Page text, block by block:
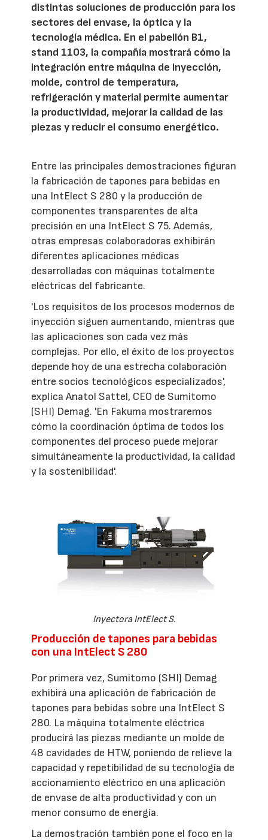
distintas soluciones de producción para los
sectores del envase, la óptica y la
tecnología médica. En el pabellón B1,
stand 1103, la compañía mostrará cómo la
integración entre máquina de inyección,
molde, control de temperatura,
refrigeración y material permite aumentar
la productividad, mejorar la calidad de las
piezas y reducir el consumo energético.
Entre las principales demostraciones figuran
la fabricación de tapones para bebidas en
una IntElect S 280 y la producción de
componentes transparentes de alta
precisión en una IntElect S 75. Además,
otras empresas colaboradoras exhibirán
diferentes aplicaciones médicas
desarrolladas con máquinas totalmente
eléctricas del fabricante.
'Los requisitos de los procesos modernos de
inyección siguen aumentando, mientras que
las aplicaciones son cada vez más
complejas. Por ello, el éxito de los proyectos
depende hoy de una estrecha colaboración
entre socios tecnológicos especializados',
explica Anatol Sattel, CEO de Sumitomo
(SHI) Demag. 'En Fakuma mostraremos
cómo la coordinación óptima de todos los
componentes del proceso puede mejorar
simultáneamente la productividad, la calidad
y la sostenibilidad'.
Inyectora IntElect S.
Producción de tapones para bebidas
con una IntElect S 280
Por primera vez, Sumitomo (SHI) Demag
exhibirá una aplicación de fabricación de
tapones para bebidas sobre una IntElect S
280. La máquina totalmente eléctrica
producirá las piezas mediante un molde de
48 cavidades de HTW, poniendo de relieve la
capacidad y repetibilidad de su tecnología de
accionamiento eléctrico en una aplicación
de envase de alta productividad y con un
menor consumo de energía.
La demostración también pone el foco en la